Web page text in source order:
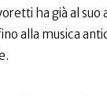
ha già al
alla musica